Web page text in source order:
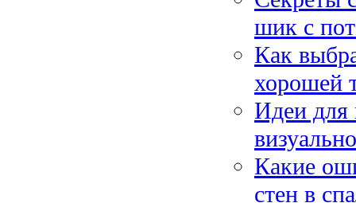
шик с
Как
хорошей
Идеи для
Какие
стен в